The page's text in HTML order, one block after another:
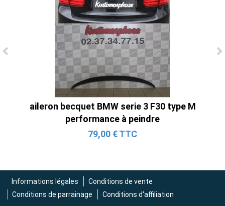
Ligne Cat-Back Active 4 Sorties avec
Tube en H pour Ford Mustang GT & V6
(2015-2023)
2 690,00 € TTC
aileron becquet BMW serie 3 F30 type M
performance à peindre
79,00 € TTC
Informations légales
Conditions de vente
Conditions de parrainage
Conditions d'affiliation